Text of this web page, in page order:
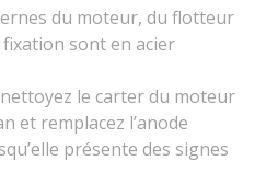
du moteur, du flotteur
sont en acier
le carter du moteur
et remplacez l’anode
présente des signes